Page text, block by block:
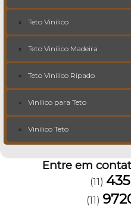
Teto Vinílico
Teto Vinílico Madeira
Teto Vinílico Ripado
Vinílico para Teto
Vinílico Teto
Entre em
(11)
(11)